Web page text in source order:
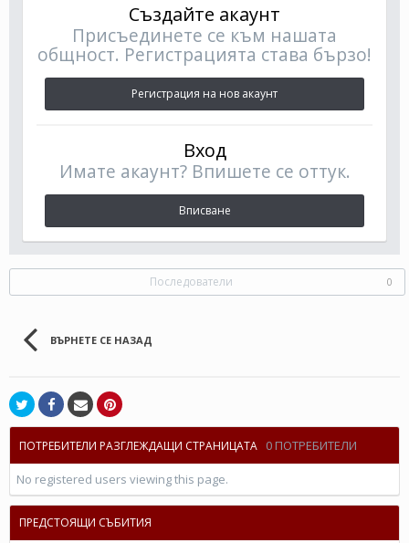
Създайте акаунт
Присъединете се към нашата
общност. Регистрацията става бързо!
Регистрация на нов акаунт
Вход
Имате акаунт? Впишете се оттук.
Вписване
Последователи 0
ВЪРНЕТЕ СЕ НАЗАД
ПОТРЕБИТЕЛИ РАЗГЛЕЖДАЩИ СТРАНИЦАТА 0 ПОТРЕБИТЕЛИ
No registered users viewing this page.
ПРЕДСТОЯЩИ СЪБИТИЯ